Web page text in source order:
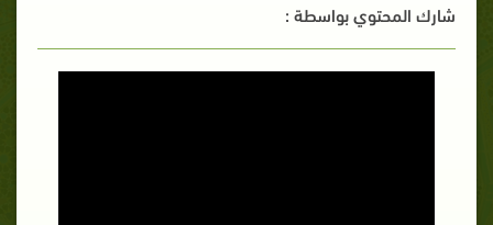
شارك المحتوي بواسطة :